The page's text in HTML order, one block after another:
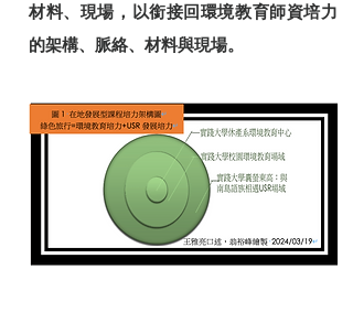
材料、現場，以銜接回環境教育師資培力
的架構、脈絡、材料與現場。